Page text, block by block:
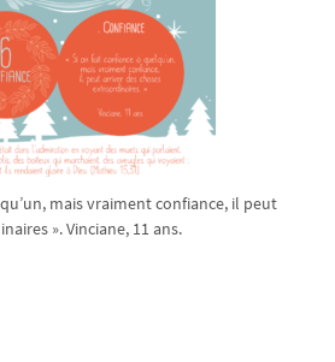
mais vraiment confiance, il peut
». Vinciane, 11 ans.